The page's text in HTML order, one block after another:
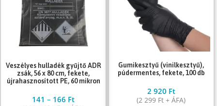
Veszélyes hulladék gyűjtő ADR
zsák, 56 x 80 cm, fekete,
újrahasznosított PE, 60 mikron
141– 166 Ft
Gumikesztyű (vinilkesztyű),
púdermentes, fekete, 100 db
2 920 Ft
(2 299 Ft + ÁFA)